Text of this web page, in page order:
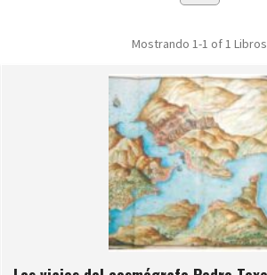
Mostrando 1-1 of 1 Libros